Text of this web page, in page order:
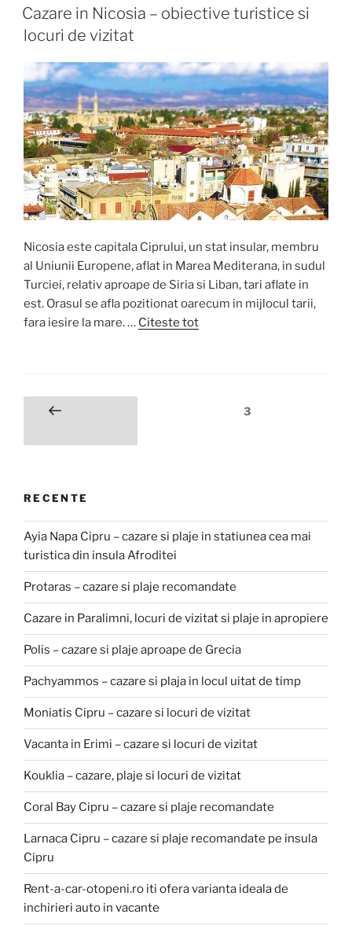
ON
Cazare in Nicosia – obiective turistice si
locuri de vizitat
Nicosia este capitala Ciprului, un stat insular, membru
al Uniunii Europene, aflat in Marea Mediterana, in sudul
Turciei, relativ aproape de Siria si Liban, tari aflate in
est. Orasul se afla pozitionat oarecum in mijlocul tarii,
fara iesire la mare. … Citeste tot
PostsPrevious
Page3
RECENTE
Ayia Napa Cipru – cazare si plaje in statiunea cea mai
turistica din insula Afroditei
Protaras – cazare si plaje recomandate
Cazare in Paralimni, locuri de vizitat si plaje in apropiere
Polis – cazare si plaje aproape de Grecia
Pachyammos – cazare si plaja in locul uitat de timp
Moniatis Cipru – cazare si locuri de vizitat
Vacanta in Erimi – cazare si locuri de vizitat
Kouklia – cazare, plaje si locuri de vizitat
Coral Bay Cipru – cazare si plaje recomandate
Larnaca Cipru – cazare si plaje recomandate pe insula
Cipru
Rent-a-car-otopeni.ro iti ofera varianta ideala de
inchirieri auto in vacante